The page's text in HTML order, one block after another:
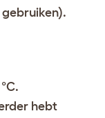
hebt